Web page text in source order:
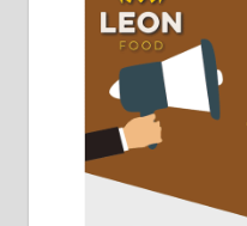
8 до 15 часова.
Чистим све
061/32-13-445